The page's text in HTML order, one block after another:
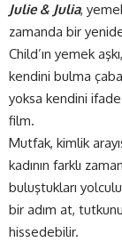
Julie & Julia,
zamanda bir
Child’ın yemek
kendini bulma
yoksa kendini
film.
Mutfak, kimlik
kadının farklı
buluştukları
bir adım at,
hissedebilir.